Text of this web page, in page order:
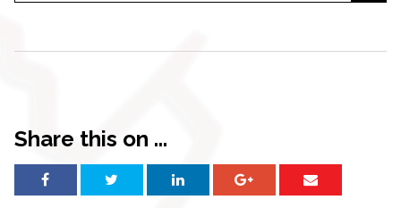
Share this on ...